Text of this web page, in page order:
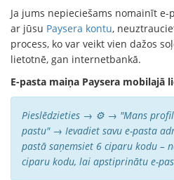
Ja jums nepieciešams nomainīt e-
ar jūsu Paysera kontu,
process, ko var veikt vien dažos
lietotnē, gan internetbankā.
E-pasta maiņa Paysera mobilajā
Pieslēdzieties → ⚙️ → "Mans
pastu" → Ievadiet savu e-pasta
pastā saņemsiet 6 ciparu kodu –
ciparu kodu, lai apstiprinātu e-